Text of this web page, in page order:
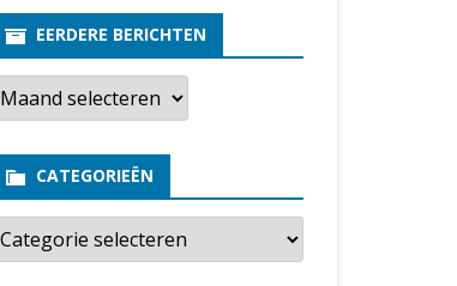
EERDERE BERICHTEN
CATEGORIEËN